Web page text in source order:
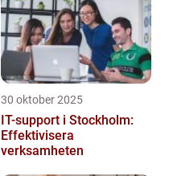
30 oktober 2025
IT-support i Stockholm:
Effektivisera
verksamheten